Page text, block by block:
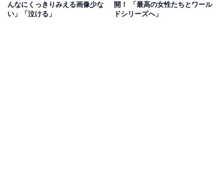
んなにくっきりみえる画像少な
い」「泣ける」
開！ 「最高の女性たちとワール
ドシリーズへ」